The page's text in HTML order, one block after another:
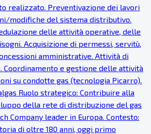
realizzato. Preventivazione dei lavori
modifiche del sistema distributivo.
delle attività operative, delle
Acquisizione di permessi, servitù,
amministrative. Attività di
Coordinamento e gestione delle attività
su condotte gas (tecnologia Picarro).
Ruolo strategico: Contribuire alla
della rete di distribuzione del gas
Company leader in Europa. Contesto:
di oltre 180 anni, oggi primo